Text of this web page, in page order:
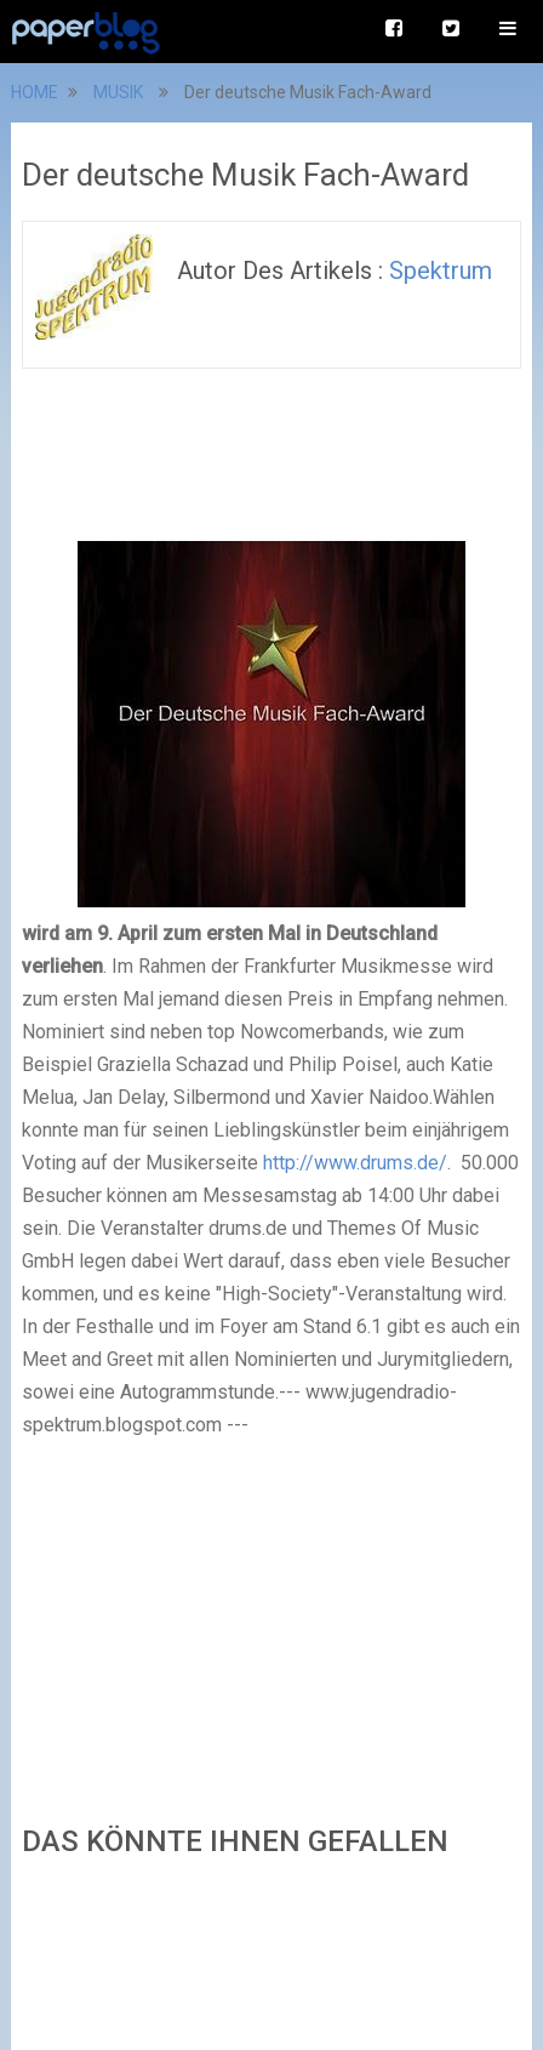
HOME MUSIK Der deutsche Musik Fach-Award
Der deutsche Musik Fach-Award
Autor Des Artikels : Spektrum
wird am 9. April zum ersten Mal in Deutschland
verliehen. Im Rahmen der Frankfurter Musikmesse wird
zum ersten Mal jemand diesen Preis in Empfang nehmen.
Nominiert sind neben top Nowcomerbands, wie zum
Beispiel Graziella Schazad und Philip Poisel, auch Katie
Melua, Jan Delay, Silbermond und Xavier Naidoo.Wählen
konnte man für seinen Lieblingskünstler beim einjährigem
Voting auf der Musikerseite http://www.drums.de/ . 50.000
Besucher können am Messesamstag ab 14:00 Uhr dabei
sein. Die Veranstalter drums.de und Themes Of Music
GmbH legen dabei Wert darauf, dass eben viele Besucher
kommen, und es keine "High-Society"-Veranstaltung wird.
In der Festhalle und im Foyer am Stand 6.1 gibt es auch ein
Meet and Greet mit allen Nominierten und Jurymitgliedern,
sowei eine Autogrammstunde.--- www.jugendradio-
spektrum.blogspot.com ---
DAS KÖNNTE IHNEN GEFALLEN